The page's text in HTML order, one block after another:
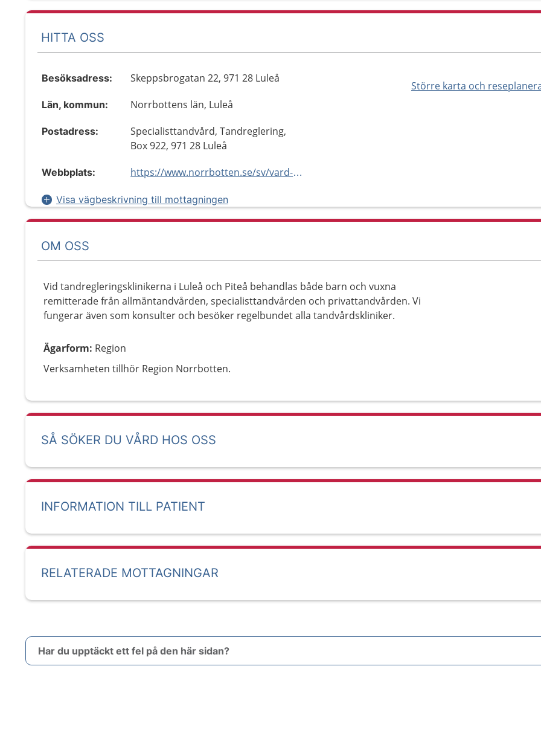
HITTA OSS
Större karta och
Besöksadress: Skeppsbrogatan 22, 971 28 Luleå
Län, kommun: Norrbottens län, Luleå
Postadress:
Specialisttandvård, Tandreglering,
Box 922, 971 28 Luleå
Webbplats: https://www.norrbotten.se/sv/vard-och-halsa/vara-vardenheter
Visa vägbeskrivning till mottagningen
OM OSS
Vid tandregleringsklinikerna i Luleå och Piteå behandlas både barn och vuxna
remitterade från allmäntandvården, specialisttandvården och privattandvården. Vi
fungerar även som konsulter och besöker regelbundet alla tandvårdskliniker.
Ägarform: Region
Verksamheten tillhör Region Norrbotten.
SÅ SÖKER DU VÅRD HOS OSS
INFORMATION TILL PATIENT
RELATERADE MOTTAGNINGAR
Har du upptäckt ett fel på den här sidan?